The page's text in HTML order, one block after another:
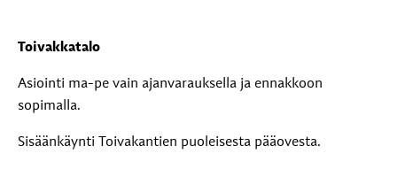
Toivakkatalo
Asiointi ma-pe vain ajanvarauksella ja ennakkoon
sopimalla.
Sisäänkäynti Toivakantien puoleisesta pääovesta.